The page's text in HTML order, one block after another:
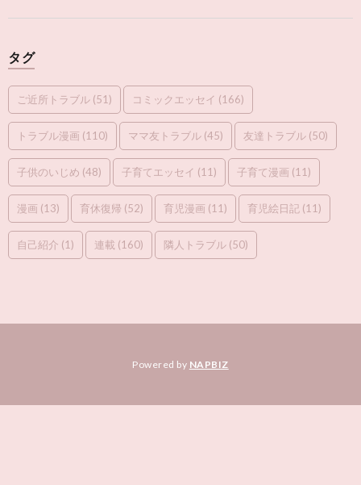
タグ
ご近所トラブル (51) コミックエッセイ (166)
トラブル漫画 (110) ママ友トラブル (45) 友達トラブル (50)
子供のいじめ (48) 子育てエッセイ (11) 子育て漫画 (11)
漫画 (13) 育休復帰 (52) 育児漫画 (11) 育児絵日記 (11)
自己紹介 (1) 連載 (160) 隣人トラブル (50)
Powered by NAPBIZ